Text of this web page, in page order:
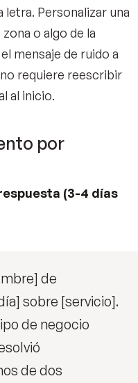
letra. Personalizar una
o algo de la
mensaje de ruido a
requiere reescribir
al inicio.
por
(3-4 días
de
sobre [servicio].
de negocio
de dos